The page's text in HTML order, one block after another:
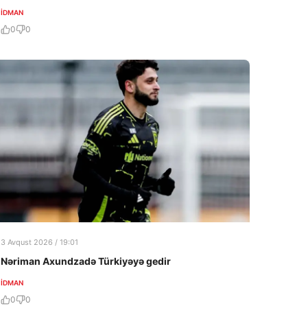
İDMAN
0 0
3 Avqust 2026 / 19:01
Nəriman Axundzadə Türkiyəyə gedir
İDMAN
0 0